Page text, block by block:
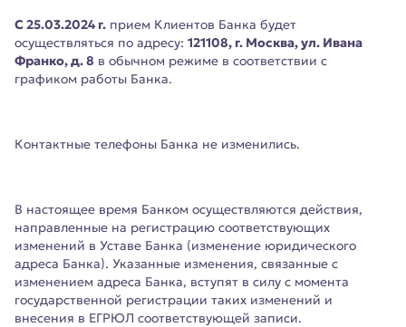
С 25.03.2024 г. прием Клиентов Банка будет
осуществляться по адресу: 121108, г. Москва, ул. Ивана
Франко, д. 8 в обычном режиме в соответствии с
графиком работы Банка.
Контактные телефоны Банка не изменились.
В настоящее время Банком осуществляются действия,
направленные на регистрацию соответствующих
изменений в Уставе Банка (изменение юридического
адреса Банка). Указанные изменения, связанные с
изменением адреса Банка, вступят в силу с момента
государственной регистрации таких изменений и
внесения в ЕГРЮЛ соответствующей записи.